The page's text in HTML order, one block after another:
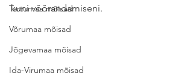
Tartumaa mõisad
Võrumaa mõisad
Jõgevamaa mõisad
Ida-Virumaa mõisad
kuni võõrandamiseni.